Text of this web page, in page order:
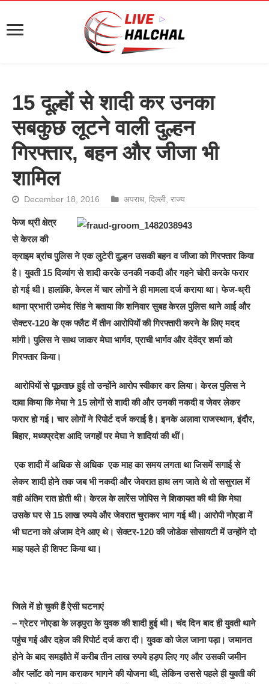
15 दूल्हों से शादी कर उनका
सबकुछ लूटने वाली दुल्हन
गिरफ्तार, बहन और जीजा भी
शामिल
December 18, 2016 अपराध,दिल्ली ,राज्य
फेज थ्री क्षेत्र
से केरल की
क्राइम ब्रांच पुलिस ने एक लुटेरी दुल्हन उसकी बहन व जीजा को गिरफ्तार किया
है। युवती 15 दिव्यांग से शादी करके उनकी नकदी और गहने चोरी करके फरार
हो गई थी। हालांकि, केरल में चार लोगों ने ही मामला दर्ज कराया था। फेज-थ्री
थाना प्रभारी उम्मेद सिंह ने बताया कि शनिवार सुबह केरल पुलिस थाने आई और
सेक्टर-120 के एक फ्लैट में तीन आरोपियों की गिरफ्तारी करने के लिए मदद
मांगी। पुलिस ने साथ जाकर मेघा भार्गव, प्राची भार्गव और देवेंद्र शर्मा को
गिरफ्तार किया।
आरोपियों से पूछताछ हुई तो उन्होंने आरोप स्वीकार कर लिया। केरल पुलिस ने
दावा किया कि मेघा ने 15 लोगों से शादी की और उनकी नकदी व जेवर लेकर
फरार हो गई। चार लोगों ने रिपोर्ट दर्ज कराई है। इनके अलावा राजस्थान, इंदौर,
बिहार, मध्यप्रदेश आदि जगहों पर मेघा ने शादियां की थीं।
एक शादी में अधिक से अधिक एक माह का समय लगता था जिसमें सगाई से
लेकर शादी होने तक जब भी नकदी और जेवरात हाथ लग जाते थे तो ससुराल में
वही अंतिम रात होती थी। केरल के लारेंस जोपिस ने शिकायत की थी कि मेघा
उसके घर से 15 लाख रुपये और जेवरात चुराकर भाग गई थी। आरोपी नोएडा में
भी घटना को अंजाम देने आए थे। सेक्टर-120 की जोडेक सोसायटी में उन्होंने दो
माह पहले ही शिफ्ट किया था।
जिले में हो चुकी हैं ऐसी घटनाएं
– ग्रेटर नोएडा के लड़पुरा के युवक की शादी हुई थी। चंद दिन बाद ही युवती थाने
पहुंच गई और दहेज की रिपोर्ट दर्ज करा दी। युवक को जेल जाना पड़ा। जमानत
होने के बाद समझौते में करीब तीन लाख रुपये हड़प लिए गए और उसकी जमीन
और प्लॉट को नाम कराकर भागने की योजना थी, लेकिन उससे पहले ही युवती की